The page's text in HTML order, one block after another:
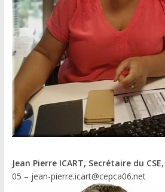
Jean Pierre ICART, Secrétaire du CSE
05 – jean-pierre.icart@cepca06.net